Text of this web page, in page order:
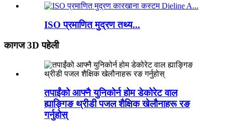
ISO प्रमाणित मुद्रण तथ्य...
कागज 3D पहेली
तपाईंको आफ्नै युनिकोर्न होम डेकोरेट वाल
ह्याङ्गिङ थ्रीडी पजल शैक्षिक खेलौनाहरू रङ
गर्नुहोस्